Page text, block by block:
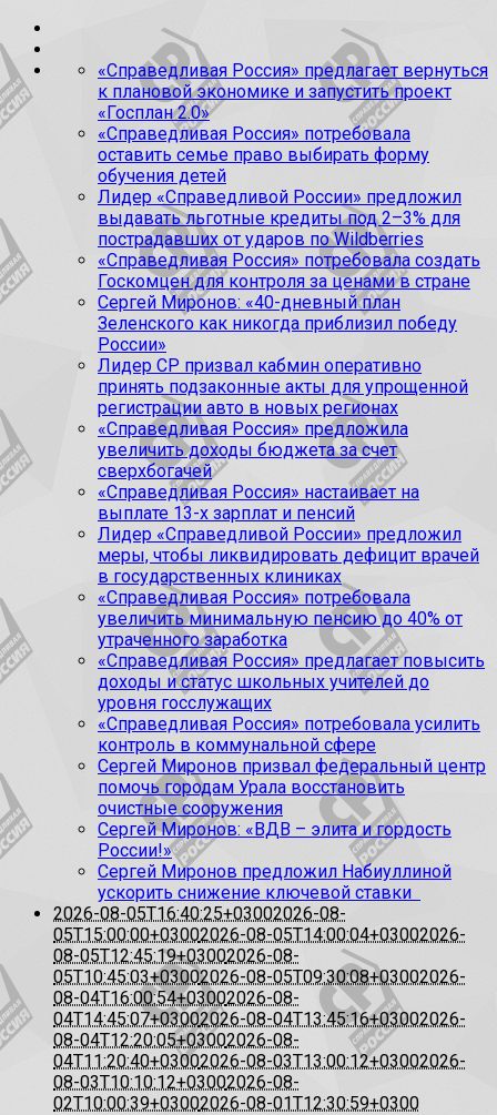
«Справедливая Россия» предлагает вернуться
к плановой экономике и запустить проект
«Госплан 2.0»
«Справедливая Россия» потребовала
оставить семье право выбирать форму
обучения детей
Лидер «Справедливой России» предложил
выдавать льготные кредиты под 2–3% для
пострадавших от ударов по Wildberries
«Справедливая Россия» потребовала создать
Госкомцен для контроля за ценами в стране
Сергей Миронов: «40-дневный план
Зеленского как никогда приблизил победу
России»
Лидер СР призвал кабмин оперативно
принять подзаконные акты для упрощенной
регистрации авто в новых регионах
«Справедливая Россия» предложила
увеличить доходы бюджета за счет
сверхбогачей
«Справедливая Россия» настаивает на
выплате 13-х зарплат и пенсий
Лидер «Справедливой России» предложил
меры, чтобы ликвидировать дефицит врачей
в государственных клиниках
«Справедливая Россия» потребовала
увеличить минимальную пенсию до 40% от
утраченного заработка
«Справедливая Россия» предлагает повысить
доходы и статус школьных учителей до
уровня госслужащих
«Справедливая Россия» потребовала усилить
контроль в коммунальной сфере
Сергей Миронов призвал федеральный центр
помочь городам Урала восстановить
очистные сооружения
Сергей Миронов: «ВДВ – элита и гордость
России!»
Сергей Миронов предложил Набиуллиной
ускорить снижение ключевой ставки
2026-08-05T16:40:25+03002026-08-
05T15:00:00+03002026-08-05T14:00:04+03002026-
08-05T12:45:19+03002026-08-
05T10:45:03+03002026-08-05T09:30:08+03002026-
08-04T16:00:54+03002026-08-
04T14:45:07+03002026-08-04T13:45:16+03002026-
08-04T12:20:05+03002026-08-
04T11:20:40+03002026-08-03T13:00:12+03002026-
08-03T10:10:12+03002026-08-
02T10:00:39+03002026-08-01T12:30:59+0300